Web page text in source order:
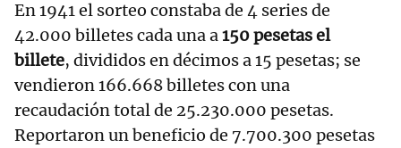
En 1941 el sorteo constaba de 4 series de
42.000 billetes cada una a150 pesetas el
billete, divididos en décimos a 15 pesetas; se
vendieron 166.668 billetes con una
recaudación total de 25.230.000 pesetas.
Reportaron un beneficio de 7.700.300 pesetas